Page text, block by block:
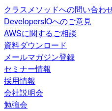
クラスメソッドへの問い合わ
DevelopersIOへのご意見
AWSに関するご相談
資料ダウンロード
メールマガジン登録
セミナー情報
採用情報
会社説明会
勉強会